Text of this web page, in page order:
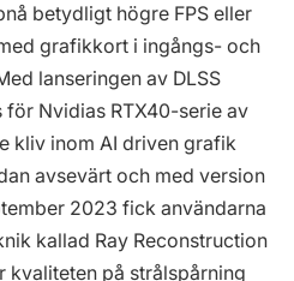
betydligt högre FPS eller
grafikkort i ingångs- och
lanseringen av DLSS
Nvidias RTX40-serie av
kliv inom AI driven grafik
avsevärt och med version
2023 fick användarna
kallad Ray Reconstruction
på strålspårning